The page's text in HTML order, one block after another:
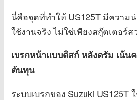
นี่คือจุดที่ทำให้ US125T มีความ
ใช้งานจริง ไม่ใช่เพียงสกู๊ตเตอร์
เบรกหน้าแบบดิสก์ หลังดรัม เน้น
ต้นทุน
ระบบเบรกของ Suzuki US125T